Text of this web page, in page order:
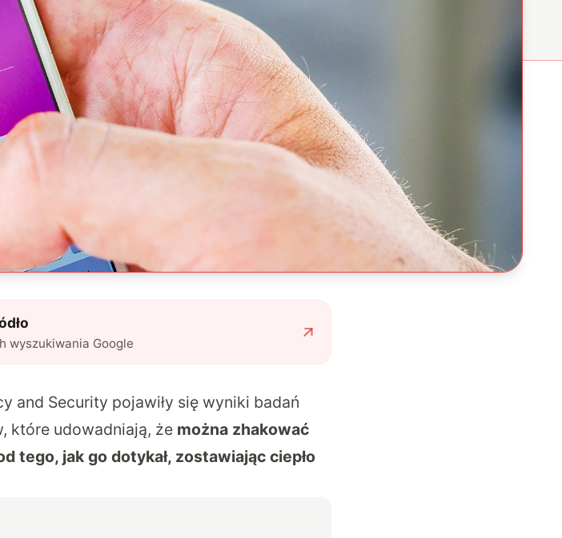
wyszukiwania Google
and Security pojawiły się wyniki badań
które udowadniają, że można zhakować
tego, jak go dotykał, zostawiając ciepło